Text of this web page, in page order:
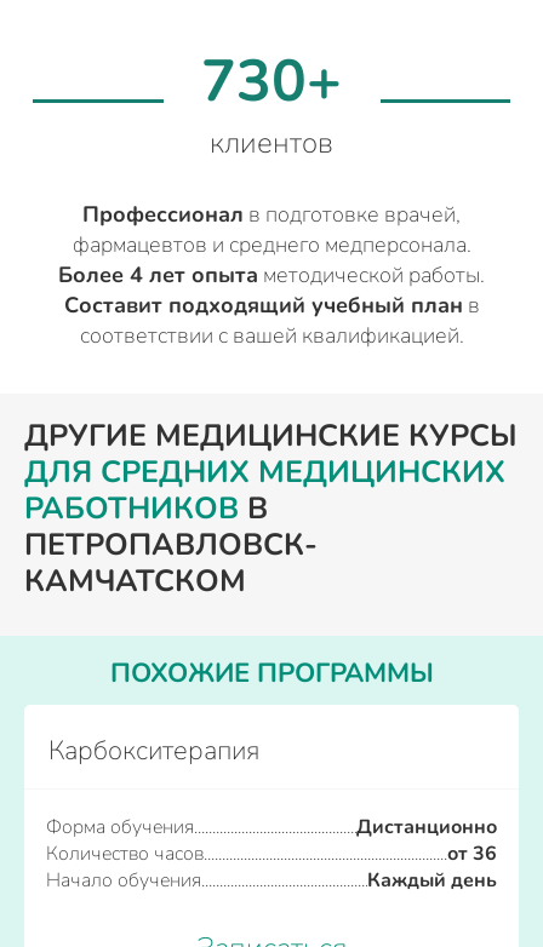
730+
клиентов
Профессионал в подготовке врачей,
фармацевтов и среднего медперсонала.
Более 4 лет опыта методической работы.
Составит подходящий учебный план в
соответствии с вашей квалификацией.
ДРУГИЕ МЕДИЦИНСКИЕ КУРСЫ
ДЛЯ СРЕДНИХ МЕДИЦИНСКИХ
РАБОТНИКОВ В
ПЕТРОПАВЛОВСК-
КАМЧАТСКОМ
ПОХОЖИЕ ПРОГРАММЫ
Карбокситерапия
Форма обучения
Дистанционно
Количество часов
от 36
Начало обучения
Каждый день